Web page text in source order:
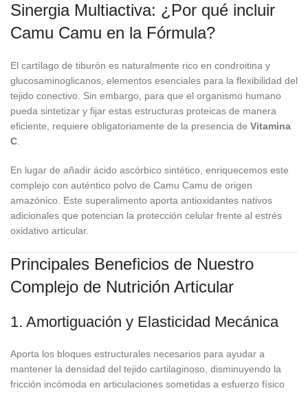
Sinergia Multiactiva: ¿Por qué incluir
Camu Camu en la Fórmula?
El cartílago de tiburón es naturalmente rico en condroitina y
glucosaminoglicanos, elementos esenciales para la flexibilidad del
tejido conectivo. Sin embargo, para que el organismo humano
pueda sintetizar y fijar estas estructuras proteicas de manera
eficiente, requiere obligatoriamente de la presencia de Vitamina
C
En lugar de añadir ácido ascórbico sintético, enriquecemos este
complejo con auténtico polvo de Camu Camu de origen
amazónico. Este superalimento aporta antioxidantes nativos
adicionales que potencian la protección celular frente al estrés
oxidativo articular.
Principales Beneficios de Nuestro
Complejo de Nutrición Articular
1. Amortiguación y Elasticidad Mecánica
Aporta los bloques estructurales necesarios para ayudar a
mantener la densidad del tejido cartilaginoso, disminuyendo la
fricción incómoda en articulaciones sometidas a esfuerzo físico